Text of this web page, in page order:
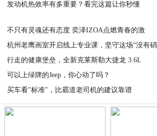
发动机热效率有多重要？看完这篇让你秒懂
不只有灵魂还有态度 奕泽IZOA点燃青春的激
杭州老鹰画室开启线上专业课，坚守这场“没有硝
行走的健康堡垒，全新克莱斯勒大捷龙 3.6L
可以上绿牌的Jeep，你心动了吗？
买车看"标准"，比霸道老司机的建议靠谱